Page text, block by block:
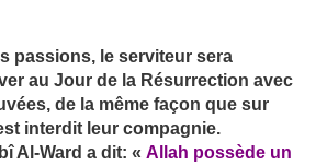
passions, le serviteur sera
au Jour de la Résurrection avec
de la même façon que sur
interdit leur compagnie.
Al-Ward a dit: « Allah possède un